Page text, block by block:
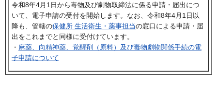
令和8年4月1日から毒物及び劇物取締法に係る申請・届出につ
いて、電子申請の受付を開始します。なお、令和8年4月1日以
降も、管轄の保健所 生活衛生・薬事担当の窓口による申請・届
出をこれまでと同様に受付けています。
・ 麻薬、向精神薬、覚醒剤（原料）及び毒物劇物関係手続の電
子申請について